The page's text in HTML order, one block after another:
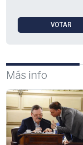
VOTAR
Más info